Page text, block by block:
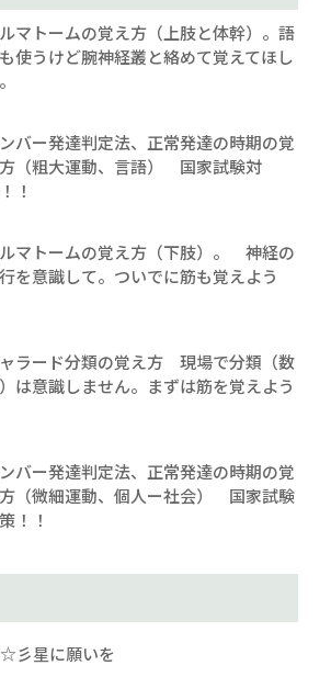
マトームの覚え方（上肢と体幹）。語
使うけど腕神経叢と絡めて覚えてほし
バー発達判定法、正常発達の時期の覚
（粗大運動、言語） 国家試験対
！
マトームの覚え方（下肢）。 神経の
を意識して。ついでに筋も覚えよう
ラード分類の覚え方 現場で分類（数
は意識しません。まずは筋を覚えよう
バー発達判定法、正常発達の時期の覚
（微細運動、個人ー社会） 国家試験
！！
☆彡星に願いを